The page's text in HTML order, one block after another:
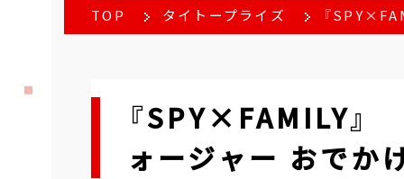
TOP タイトープライズ 『
『SPY×FAMILY』
ォージャー おでか